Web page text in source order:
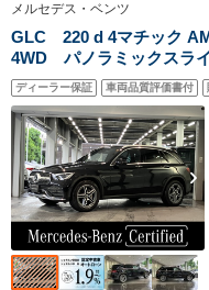
メルセデス・ベンツ
GLC 220 d 4マチック
4WD パノラミックスラ
ディーラー保証 車両品質評価書付